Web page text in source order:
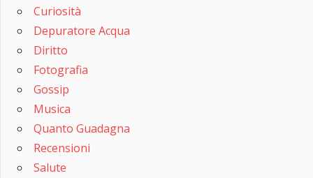
Curiosità
Depuratore Acqua
Diritto
Fotografia
Gossip
Musica
Quanto Guadagna
Recensioni
Salute